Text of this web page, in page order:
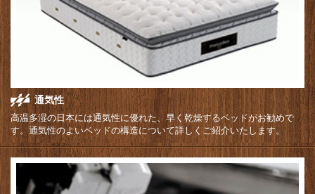
通気性
高温多湿の日本には通気性に優れた、早く乾燥するベッドがお勧めで
す。通気性のよいベッドの構造について詳しくご紹介いたします。